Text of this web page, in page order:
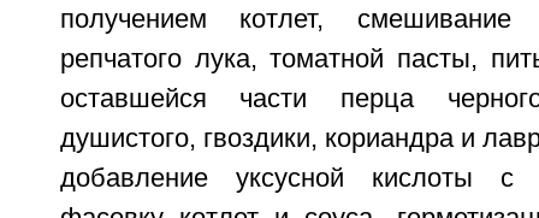
получением котлет, смешивание
репчатого лука, томатной пасты,
оставшейся части перца
душистого, гвоздики, кориандра и
добавление уксусной кислоты с